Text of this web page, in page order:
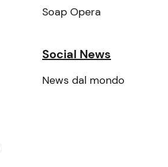
Soap Opera
Social News
News dal mondo